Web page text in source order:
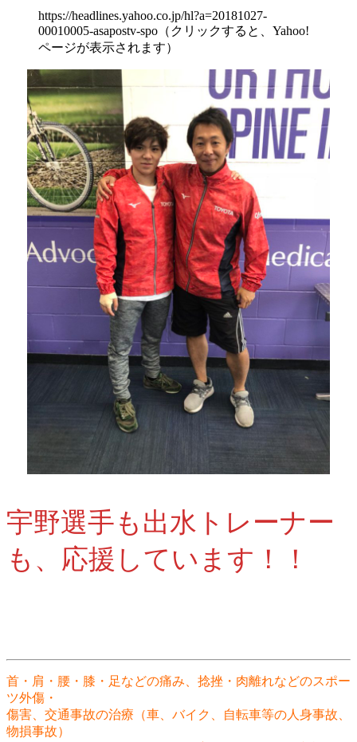
https://headlines.yahoo.co.jp/hl?a=20181027-
00010005-asapostv-spo（クリックすると、Yahoo!
ページが表示されます）
宇野選手も出水トレーナー
も、応援しています！！
首・肩・腰・膝・足などの痛み、捻挫・肉離れなどのスポー
ツ外傷・
傷害、交通事故の治療（車、バイク、自転車等の人身事故、
物損事故）